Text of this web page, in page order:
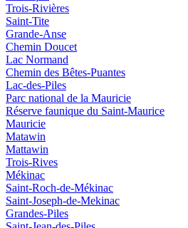
Trois-Rivières
Saint-Tite
Grande-Anse
Chemin Doucet
Lac Normand
Chemin des Bêtes-Puantes
Lac-des-Piles
Parc national de la Mauricie
Réserve faunique du Saint‑Maurice
Mauricie
Matawin
Mattawin
Trois-Rives
Mékinac
Saint-Roch-de-Mékinac
Saint-Joseph-de-Mekinac
Grandes-Piles